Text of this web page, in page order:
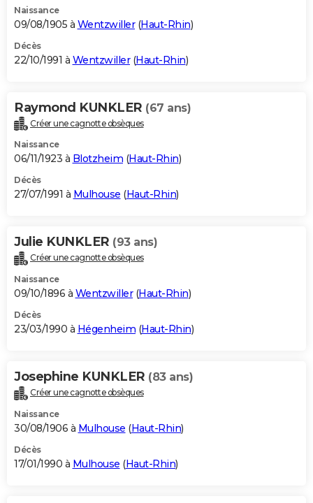
Naissance
09/08/1905 à Wentzwiller(Haut-Rhin)
Décès
22/10/1991 à Wentzwiller(Haut-Rhin)
Raymond KUNKLER (67 ans)
Créer une cagnotte obsèques
Naissance
06/11/1923 à Blotzheim (Haut-Rhin)
Décès
27/07/1991 à Mulhouse (Haut-Rhin)
Julie KUNKLER (93 ans)
Créer une cagnotte obsèques
Naissance
09/10/1896 à Wentzwiller(Haut-Rhin)
Décès
23/03/1990 à Hégenheim (Haut-Rhin)
Josephine KUNKLER (83 ans)
Créer une cagnotte obsèques
Naissance
30/08/1906 à Mulhouse (Haut-Rhin)
Décès
17/01/1990 à Mulhouse (Haut-Rhin)